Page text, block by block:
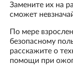
Замените их на
сможет
По мере
безопасному
расскажите о
помощи при